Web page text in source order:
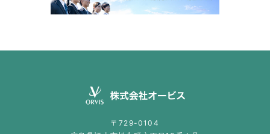
〒729-0104